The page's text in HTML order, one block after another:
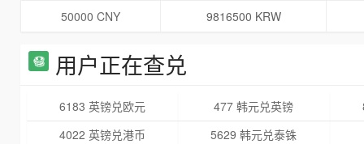
50000 CNY
9816500 KRW
用户正在查兑
6183 英镑兑欧元 477 韩元兑英镑
4022 英镑兑港币
5629 韩元兑泰铢